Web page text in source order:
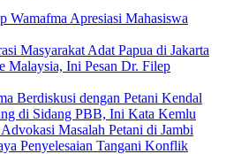
Apresiasi Mahasiswa
Masyarakat Adat Papua di Jakarta
Malaysia, Ini Pesan Dr. Filep
Berdiskusi dengan Petani Kendal
di Sidang PBB, Ini Kata Kemlu
Masalah Petani di Jambi
Penyelesaian Tangani Konflik